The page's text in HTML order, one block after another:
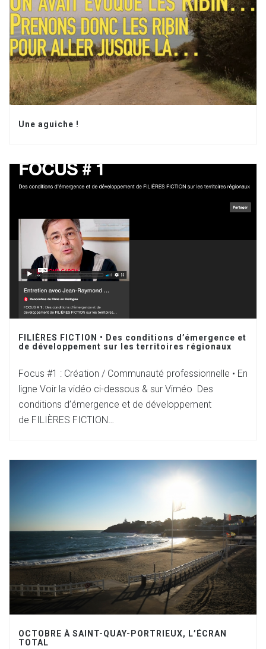
Une aguiche !
FILIÈRES FICTION • Des conditions d’émergence et
de développement sur les territoires régionaux
Focus #1 : Création / Communauté professionnelle • En
ligne Voir la vidéo ci-dessous & sur Viméo Des
conditions d’émergence et de développement
de FILIÈRES FICTION…
OCTOBRE À SAINT-QUAY-PORTRIEUX, L’ÉCRAN
TOTAL